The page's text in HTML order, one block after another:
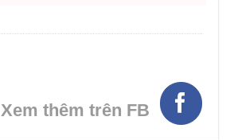
Xem thêm trên FB